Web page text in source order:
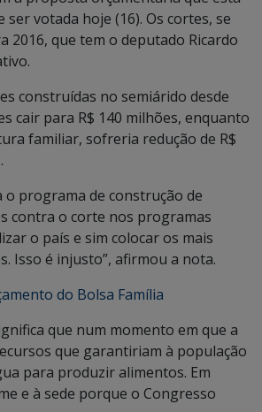
votada hoje (16). Os cortes, se
2016, que tem o deputado Ricardo
construídas no semiárido desde
cair para R$ 140 milhões, enquanto
familiar, sofreria redução de R$
o programa de construção de
contra o corte nos programas
o país e sim colocar os mais
Isso é injusto”, afirmou a nota.
do Bolsa Família
que num momento em que a
que garantiriam à população
para produzir alimentos. Em
e à sede porque o Congresso